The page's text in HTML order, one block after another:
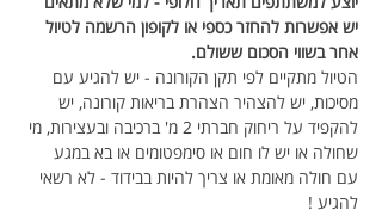
יש אפשרות להחזר כספי או לקופון הרשמה לטיול
אחר בשווי הסכום ששולם.
הטיול מתקיים לפי תקן הקורונה - יש להגיע עם
מסיכות, יש להצהיר הצהרת בריאות קורונה, יש
להקפיד על ריחוק חברתי 2 מ' ברכיבה ובעצירות, מי
שחולה או יש לו חום או סימפטומים או בא במגע
עם חולה מאומת או צריך להיות בבידוד - לא רשאי
להגיע !